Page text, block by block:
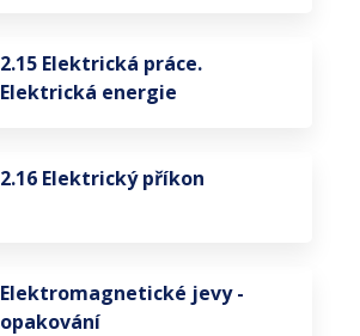
2.15 Elektrická práce.
Elektrická energie
2.16 Elektrický příkon
Elektromagnetické jevy -
opakování